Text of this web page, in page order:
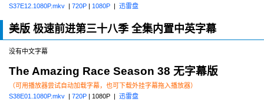
S37E12.1080P.mkv
720P 1080P 迅雷盘
美版 极速前进第三十八季 全集内置中英字幕
没有中文字幕
The Amazing Race Season 38 无字幕版
（可用播放器尝试自动加载字幕，也可下载外挂字幕拖入播放器）
S38E01.1080P.mkv
720P | 1080P | 迅雷盘